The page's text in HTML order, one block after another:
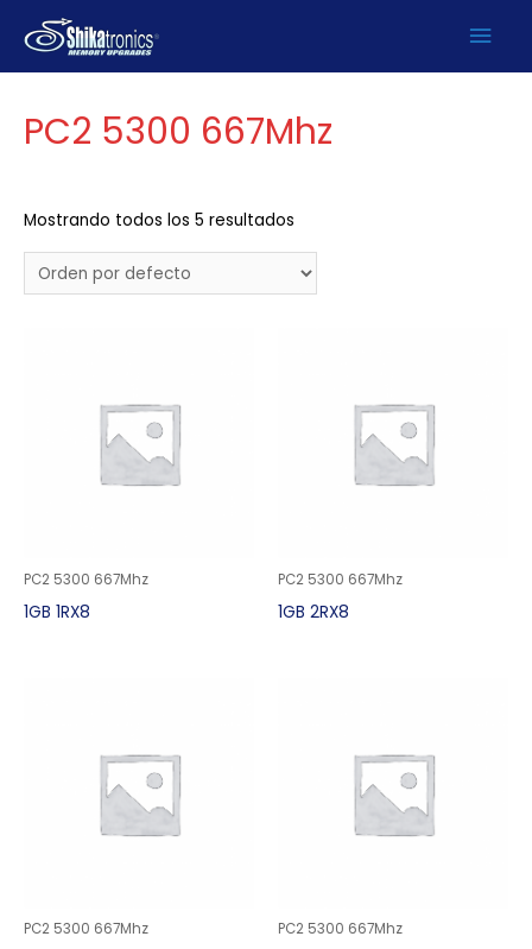
contenido
Inicio/PRODUCTOS
/ PC2
PC2 5300 667Mhz
Mostrando todos los 5 resultados
PC2 5300 667Mhz
1GB 1RX8
PC2 5300 667Mhz
1GB 2RX8
PC2 5300 667Mhz PC2 5300 667Mhz